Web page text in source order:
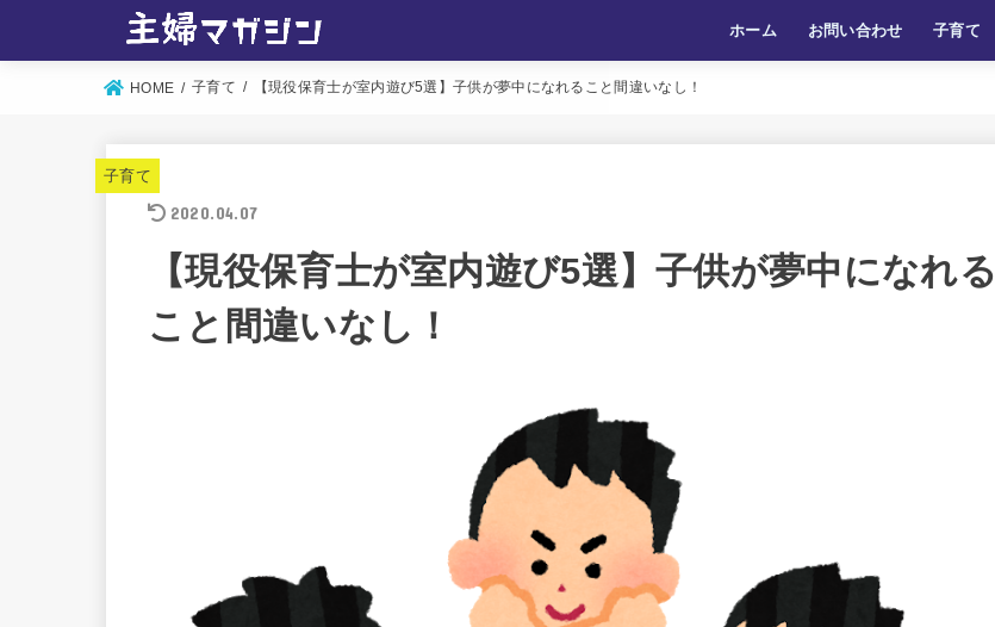
ホーム お問い合わせ 子育て
HOME 子育て 【現役保育士が室内遊び5選】子供が夢中になれること間違いなし！
子育て
2020.04.07
【現役保育士が室内遊び5選】子供が夢中になれる
こと間違いなし！